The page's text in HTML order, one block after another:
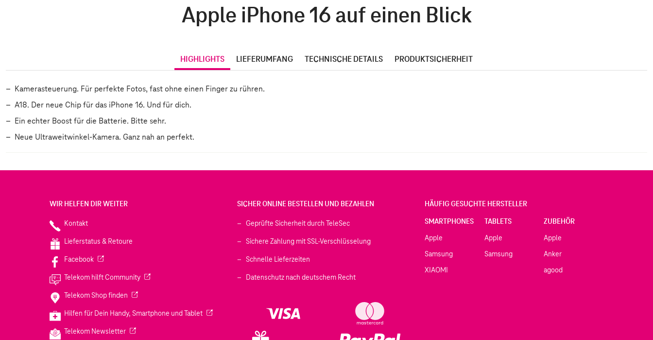
Apple iPhone 16 auf einen Blick
HIGHLIGHTS LIEFERUMFANG TECHNISCHE DETAILS PRODUKTSICHERHEIT
Kamerasteuerung. Für perfekte Fotos, fast ohne einen Finger zu rühren.
A18. Der neue Chip für das iPhone 16. Und für dich.
Ein echter Boost für die Batterie. Bitte sehr.
Neue Ultraweitwinkel-Kamera. Ganz nah an perfekt.
WIR HELFEN DIR WEITER
Kontakt
Lieferstatus & Retoure
Facebook(Wird in einem neuen Tab geöffnet)
Telekom hilft Community(Wird in einem neuen Tab geöffnet)
Telekom Shop finden (Wird in einem neuen Tab geöffnet)
Hilfen für Dein Handy, Smartphone und Tablet(Wird in einem neuen Tab geöffnet)
Telekom Newsletter(Wird in einem neuen Tab geöffnet)
SICHER ONLINE BESTELLEN UND BEZAHLEN
Geprüfte Sicherheit durch TeleSec
Sichere Zahlung mit SSL-Verschlüsselung
Schnelle Lieferzeiten
Datenschutz nach deutschem Recht
HÄUFIG GESUCHTE HERSTELLER
SMARTPHONES
Apple
Samsung
XIAOMI
TABLETS
Apple
Samsung
ZUBEHÖR
Apple
Anker
agood